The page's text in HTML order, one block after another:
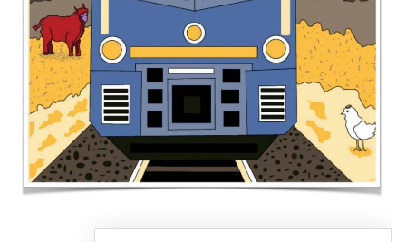
Copyright ©2026 Todos los derechos reservados | La Jornada
Maya